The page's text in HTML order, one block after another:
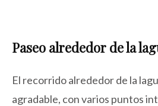
Paseo alrededor de la
El recorrido alrededor de la
agradable, con varios puntos